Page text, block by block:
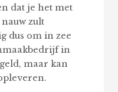
dat je het met
zult
dus om in zee
in
maar kan